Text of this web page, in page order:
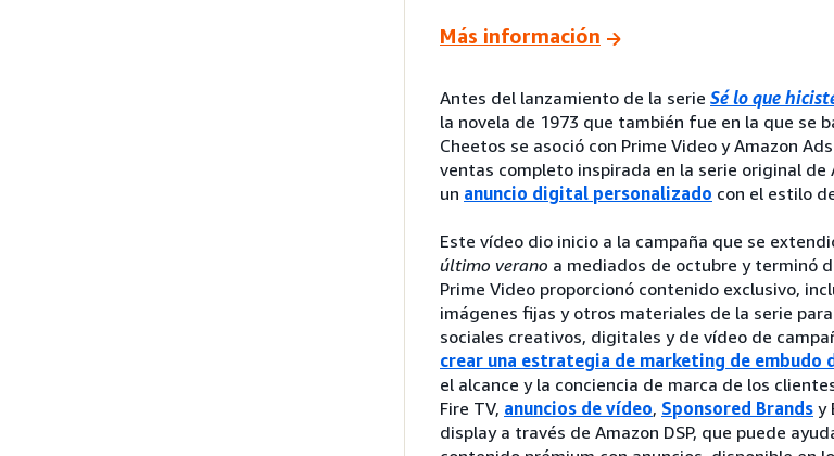
Más información
Antes del lanzamiento de la serie Sé lo que
la novela de 1973 que también fue en la que se
Cheetos se asoció con Prime Video y Amazon
ventas completo inspirada en la serie original de
un anuncio digital personalizado con el estilo
Este vídeo dio inicio a la campaña que se
último verano a mediados de octubre y terminó
Prime Video proporcionó contenido exclusivo,
imágenes fijas y otros materiales de la serie
sociales creativos, digitales y de vídeo de
crear una estrategia de marketing de embudo
el alcance y la conciencia de marca de los
Fire TV, anuncios de vídeo, Sponsored Brands y
display a través de Amazon DSP, que puede